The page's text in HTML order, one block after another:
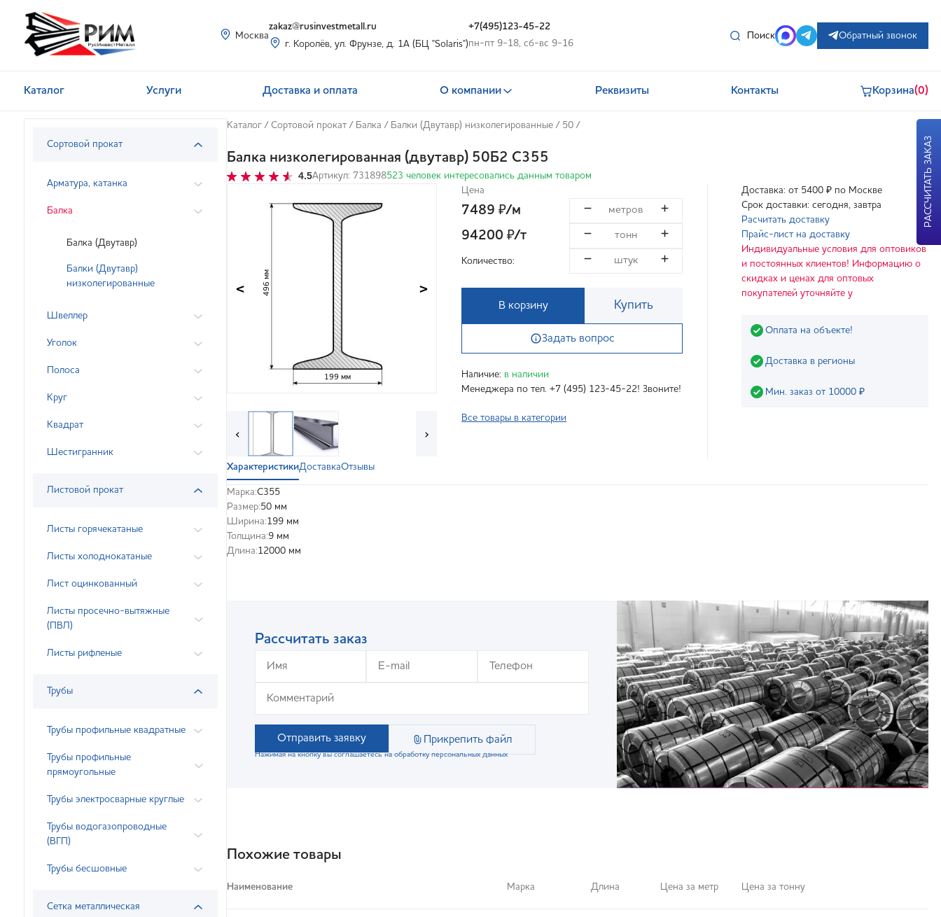
Москва
zakaz@rusinvestmetall.ru
г. Королёв, ул. Фрунзе, д. 1А (БЦ "Solaris")
+7(495)123-45-22
пн-пт 9-18, сб-вс 9-16
Поиск Обратный звонок
Каталог Услуги Доставка и оплата О компании Реквизиты Контакты Корзина(0)
Сортовой прокат
Арматура, катанка
Балка
Балка (Двутавр)
Балки (Двутавр)
низколегированные
Швеллер
Уголок
Полоса
Круг
Квадрат
Шестигранник
Листовой прокат
Листы горячекатаные
Листы холоднокатаные
Лист оцинкованный
Листы просечно-вытяжные
(ПВЛ)
Листы рифленые
Трубы
Трубы профильные квадратные
Трубы профильные
прямоугольные
Трубы электросварные круглые
Трубы водогазопроводные
(ВГП)
Трубы бесшовные
Сетка металлическая
Каталог / Сортовой прокат / Балка / Балки (Двутавр) низколегированные / 50 /
Балка низколегированная (двутавр) 50Б2 С355
4.5Артикул: 731898523 человек интересовались данным товаром
199 мм
496 мм
< >
‹ ›
Цена
7489 ₽/м
94200 ₽/т
Количество:
В корзину Купить
Задать вопрос
Наличие: в наличии
Менеджера по тел. +7 (495) 123-45-22! Звоните!
Все товары в категории
Доставка: от 5400 ₽ по Москве
Срок доставки: сегодня, завтра
Расчитать доставку
Прайс-лист на доставку
Индивидуальные условия для оптовиков
и постоянных клиентов! Информацию о
скидках и ценах для оптовых
покупателей уточняйте у
Оплата на объекте!
Доставка в регионы
Мин. заказ от 10000 ₽
ХарактеристикиДоставкаОтзывы
Марка:С355
Размер:50 мм
Ширина:199 мм
Толщина:9 мм
Длина:12000 мм
Рассчитать заказ
Отправить заявку Прикрепить файл
Нажимая на кнопку вы соглашаетесь на обработку персональных данных
Похожие товары
Наименование Марка Длина Цена за метр Цена за тонну
РАССЧИТАТЬ ЗАКАЗ